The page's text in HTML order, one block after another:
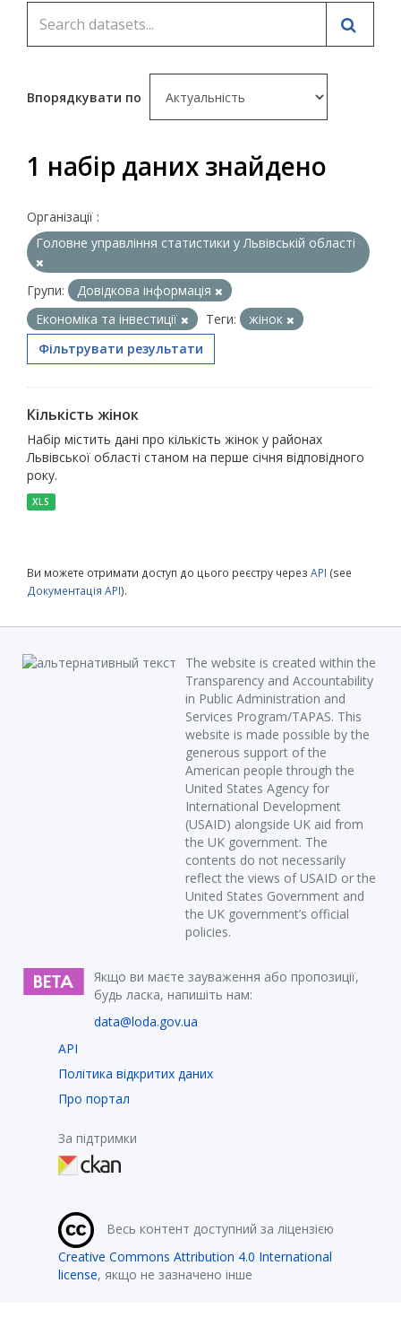
Впорядкувати по
1 набір даних знайдено
Організації :
Головне управління статистики у Львівській області
Групи:
Довідкова інформація
Економіка та інвестиції
Теги:
жінок
Фільтрувати результати
Кількість жінок
Набір містить дані про кількість жінок у районах
Львівської області станом на перше січня відповідного
року.
XLS
Ви можете отримати доступ до цього реєстру через API (see
Документація API).
The website is created within the
Transparency and Accountability
in Public Administration and
Services Program/TAPAS. This
website is made possible by the
generous support of the
American people through the
United States Agency for
International Development
(USAID) alongside UK aid from
the UK government. The
contents do not necessarily
reflect the views of USAID or the
United States Government and
the UK government’s official
policies.
Якщо ви маєте зауваження або пропозиції,
будь ласка, напишіть нам:
data@loda.gov.ua
API
Політика відкритих даних
Про портал
За підтримки
Весь контент доступний за ліцензією
Creative Commons Attribution 4.0 International
license, якщо не зазначено інше